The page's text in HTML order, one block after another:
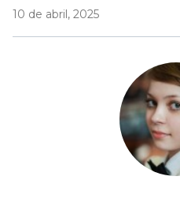
10 de abril, 2025